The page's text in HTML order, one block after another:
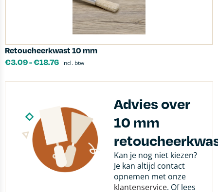
Retoucheerkwast 10 mm
€3.09-€18.76 incl. btw
Advies over
10 mm
Kan je nog niet kiezen?
Je kan altijd contact
opnemen met onze
klantenservice. Of lees